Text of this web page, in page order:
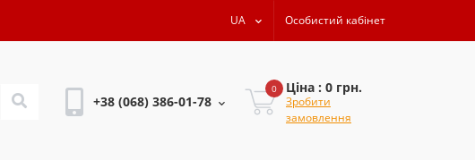
UA Особистий кабінет
+38 (068) 386-01-78
0 Ціна : 0 грн.
Зробити
замовлення